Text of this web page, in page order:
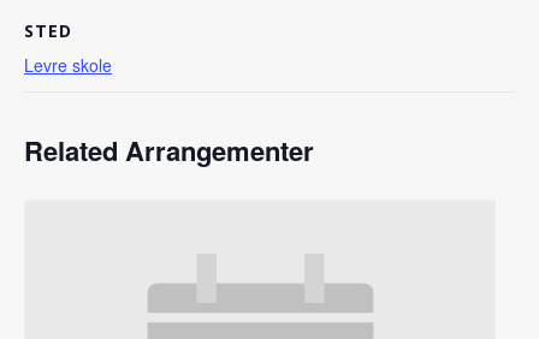
STED
Levre skole
Related Arrangementer